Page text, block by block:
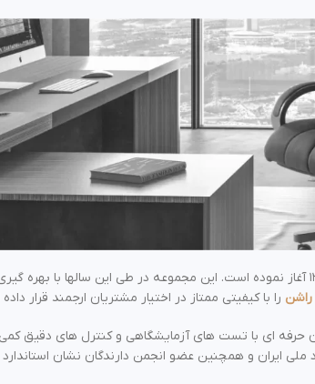
شرکت راشن فعالیت خود را در زمینه تولید مبلمان اداری از سال ۱۳۷۷ آغاز نموده است. این
را با کیفیتی ممتاز در اختیار مشتریان ارجمند قرار
حرفه ای با تست های آزمایشگاهی و کنترل های دقیق
ایران و همچنین عضو انجمن دارندگان نشان